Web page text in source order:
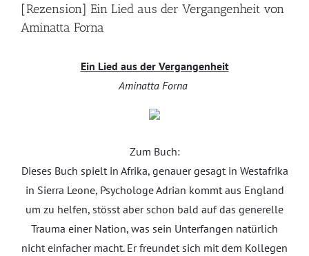
grösseres
Bild
[Rezension] Ein Lied aus der Vergangenheit von
Aminatta Forna
Ein Lied aus der Vergangenheit
Aminatta Forna
Zum Buch:
Dieses Buch spielt in Afrika, genauer gesagt in Westafrika
in Sierra Leone, Psychologe Adrian kommt aus England
um zu helfen, stösst aber schon bald auf das generelle
Trauma einer Nation, was sein Unterfangen natürlich
nicht einfacher macht. Er freundet sich mit dem Kollegen